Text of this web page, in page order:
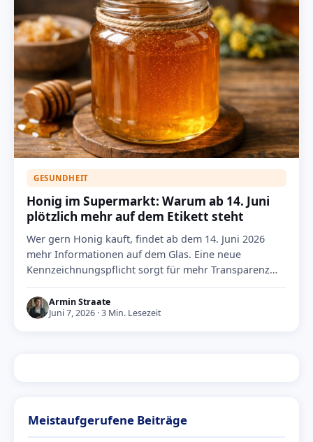
GESUNDHEIT
Honig im Supermarkt: Warum ab 14. Juni
plötzlich mehr auf dem Etikett steht
Wer gern Honig kauft, findet ab dem 14. Juni 2026
mehr Informationen auf dem Glas. Eine neue
Kennzeichnungspflicht sorgt für mehr Transparenz…
Armin Straate
Juni 7, 2026 · 3 Min. Lesezeit
Meistaufgerufene Beiträge